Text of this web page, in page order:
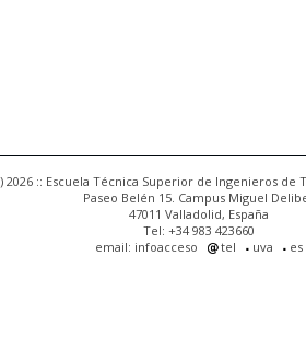
2026 :: Escuela Técnica Superior de Ingenieros de
Paseo Belén 15. Campus Miguel
47011 Valladolid, España
Tel: +34 983 423660
email: infoacceso
tel uva es